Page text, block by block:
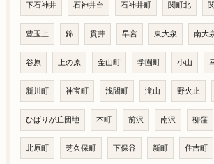
下石神井 石神井台 石神井町 関町北
豊玉上 錦 貫井 早宮 東大泉 南大
谷原 上の原 金山町 学園町 小山
新川町 神宝町 浅間町 滝山 野火止
ひばりが丘団地 本町 前沢 南沢 柳窪
北原町 芝久保町 下保谷 新町 住吉町